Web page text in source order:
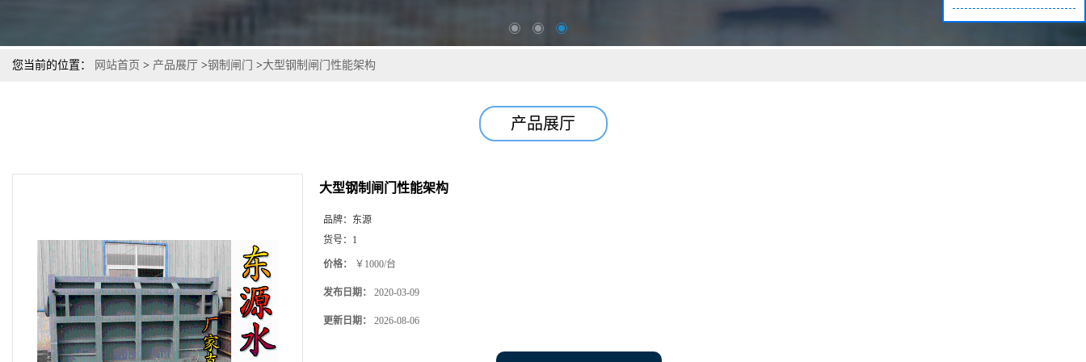
您当前的位置： 网站首页 > 产品展厅 >钢制闸门 >大型钢制闸门性能架构
产品展厅
大型钢制闸门性能架构
品牌： 东源
货号： 1
价格： ￥1000/台
发布日期： 2020-03-09
更新日期： 2026-08-06